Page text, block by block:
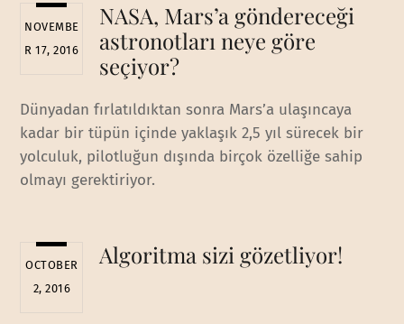
NOVEMBE
R 17, 2016
NASA, Mars’a göndereceği
astronotları neye göre
seçiyor?
Dünyadan fırlatıldıktan sonra Mars’a ulaşıncaya
kadar bir tüpün içinde yaklaşık 2,5 yıl sürecek bir
yolculuk, pilotluğun dışında birçok özelliğe sahip
olmayı gerektiriyor.
OCTOBER
2, 2016
Algoritma sizi gözetliyor!